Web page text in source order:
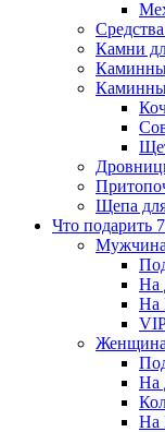
Камни
Щепа
Что подарить
На
На
На
На